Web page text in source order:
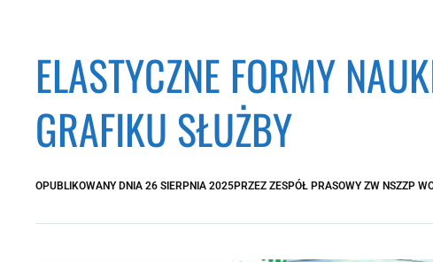
ELASTYCZNE FORMY
GRAFIKU SŁUŻBY
OPUBLIKOWANY DNIA 26 SIERPNIA 2025PRZEZ ZESPÓŁ PRASOWY ZW NSZZP